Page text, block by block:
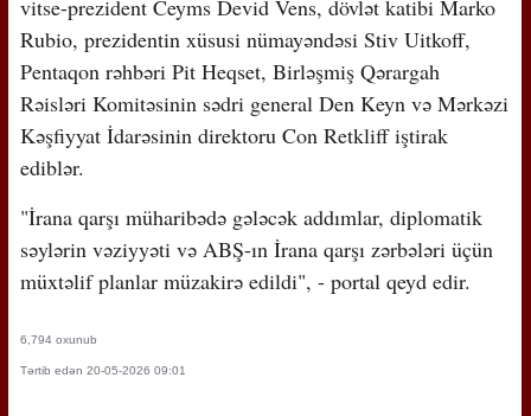
vitse-prezident Ceyms Devid Vens, dövlət katibi Marko
Rubio, prezidentin xüsusi nümayəndəsi Stiv Uitkoff,
Pentaqon rəhbəri Pit Heqset, Birləşmiş Qərargah
Rəisləri Komitəsinin sədri general Den Keyn və Mərkəzi
Kəşfiyyat İdarəsinin direktoru Con Retkliff iştirak
ediblər.
"İrana qarşı müharibədə gələcək addımlar, diplomatik
səylərin vəziyyəti və ABŞ-ın İrana qarşı zərbələri üçün
müxtəlif planlar müzakirə edildi", - portal qeyd edir.
6,794 oxunub
Tərtib edən 20-05-2026 09:01